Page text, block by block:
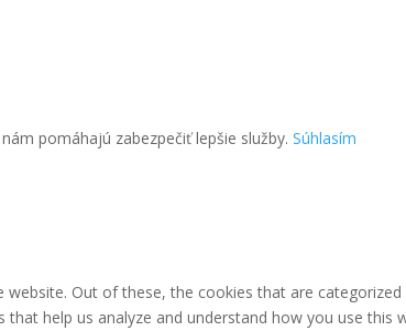
pomáhajú zabezpečiť lepšie služby. Súhlasím
Out of these, the cookies that are
help us analyze and understand how you use this